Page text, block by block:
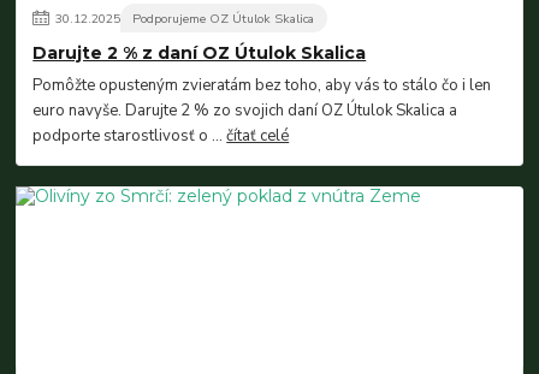
30.12.2025 Podporujeme OZ Útulok Skalica
Darujte 2 % z daní OZ Útulok Skalica
Pomôžte opusteným zvieratám bez toho, aby vás to stálo čo i len
euro navyše. Darujte 2 % zo svojich daní OZ Útulok Skalica a
podporte starostlivosť o ...čítať celé